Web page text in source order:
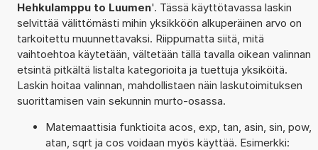
Hehkulamppu to Luumen'. Tässä käyttötavassa laskin
selvittää välittömästi mihin yksikköön alkuperäinen arvo on
tarkoitettu muunnettavaksi. Riippumatta siitä, mitä
vaihtoehtoa käytetään, vältetään tällä tavalla oikean valinnan
etsintä pitkältä listalta kategorioita ja tuettuja yksiköitä.
Laskin hoitaa valinnan, mahdollistaen näin laskutoimituksen
suorittamisen vain sekunnin murto-osassa.
Matemaattisia funktioita acos, exp, tan, asin, sin, pow,
atan, sqrt ja cos voidaan myös käyttää. Esimerkki: